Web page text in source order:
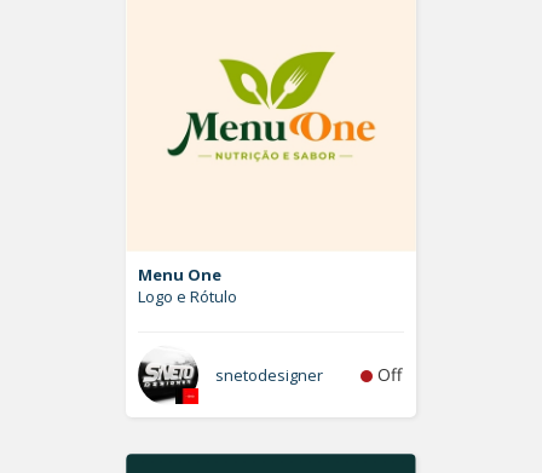
Menu One
Logo e Rótulo
snetodesigner Off